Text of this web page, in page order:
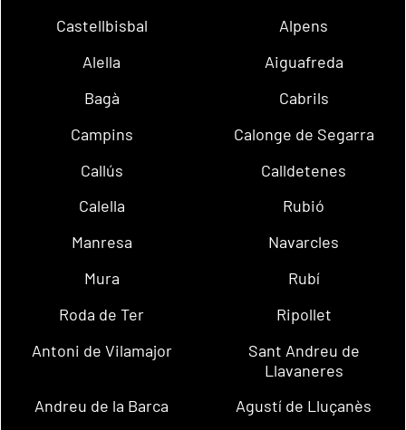
Castellbisbal
Alpens
Alella
Aiguafreda
Bagà
Cabrils
Campins
Calonge de Segarra
Callús
Calldetenes
Calella
Rubió
Manresa
Navarcles
Mura
Rubí
Roda de Ter
Ripollet
Antoni de Vilamajor
Sant Andreu de
Llavaneres
Andreu de la Barca
Agustí de Lluçanès